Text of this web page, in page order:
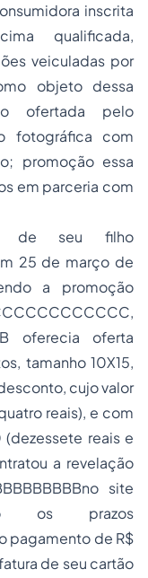
inscrita
qualificada,
veiculadas por
objeto dessa
ofertada pelo
fotográfica com
promoção essa
em parceria com
de seu filho
25 de março de
a promoção
oferecia oferta
tamanho 10X15,
cujo valor
reais), e com
(dezessete reais e
a revelação
site
os prazos
pagamento de R$
de seu cartão